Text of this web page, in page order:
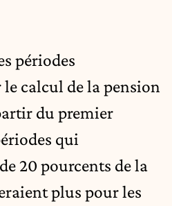
périodes
calcul de la pension
du premier
qui
20 pourcents de la
plus pour les